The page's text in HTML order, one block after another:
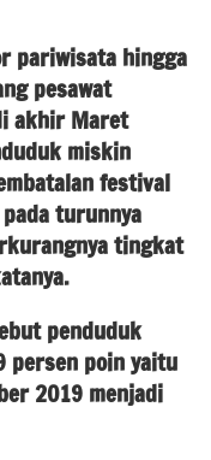
pariwisata hingga
pesawat
akhir Maret
miskin
festival
turunnya
tingkat
penduduk
persen poin yaitu
2019 menjadi